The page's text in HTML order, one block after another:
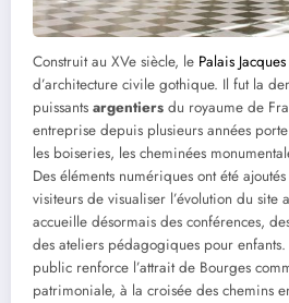
Construit au XVe siècle, le Palais
d’architecture civile gothique. Il fut la
puissants argentiers du royaume de
entreprise depuis plusieurs années
les boiseries, les cheminées
Des éléments numériques ont été
visiteurs de visualiser l’évolution du site
accueille désormais des conférences,
des ateliers pédagogiques pour
public renforce l’attrait de Bourges
patrimoniale, à la croisée des chemins